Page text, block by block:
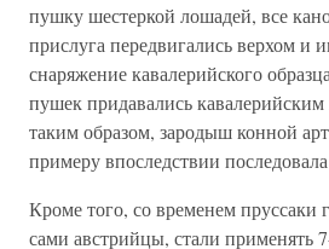
пушку шестеркой лошадей, все
прислуга передвигались верхом и
снаряжение кавалерийского
пушек придавались кавалерийским
таким образом, зародыш конной
примеру впоследствии
Кроме того, со временем пруссаки
сами австрийцы, стали применять